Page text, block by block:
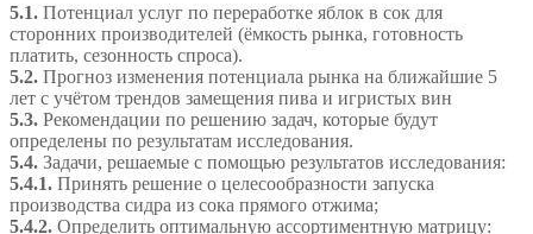
5.1. Потенциал услуг по переработке яблок в сок для
сторонних производителей (ёмкость рынка, готовность
платить, сезонность спроса).
5.2. Прогноз изменения потенциала рынка на ближайшие 5
лет с учётом трендов замещения пива и игристых вин
5.3. Рекомендации по решению задач, которые будут
определены по результатам исследования.
5.4. Задачи, решаемые с помощью результатов исследования:
5.4.1. Принять решение о целесообразности запуска
производства сидра из сока прямого отжима;
5.4.2. Определить оптимальную ассортиментную матрицу: